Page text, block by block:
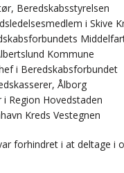
Beredskabsstyrelsen
i Skive
Kommune
i Beredskabsforbundet
Ålborg
i Region Hovedstaden
Kreds Vestegnen
forhindret i at deltage i